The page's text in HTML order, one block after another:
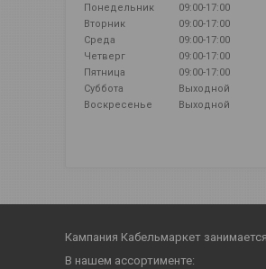
Понедельник
09:00-17:00
Вторник
09:00-17:00
Среда
09:00-17:00
Четверг
09:00-17:00
Пятница
09:00-17:00
Суббота
Выходной
Воскресенье
Выходной
Кампания Кабельмаркет
В нашем ассортименте: